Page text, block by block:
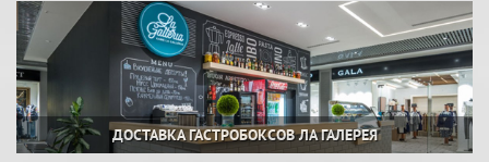
ДОСТАВКА ГАСТРОБОКСОВ ЛА ГАЛЕРЕЯ